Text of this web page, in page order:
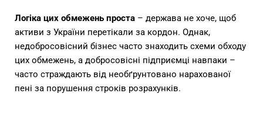
Логіка цих обмежень проста – держава не хоче, щоб
активи з України перетікали за кордон. Однак,
недобросовісний бізнес часто знаходить схеми обходу
цих обмежень, а добросовісні підприємці навпаки –
часто страждають від необґрунтовано нарахованої
пені за порушення строків розрахунків.